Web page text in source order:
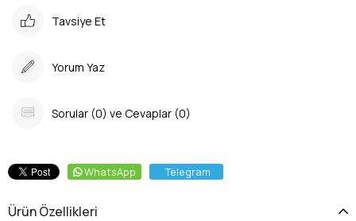
Tavsiye Et
Yorum Yaz
Sorular (0) ve Cevaplar (0)
WhatsApp Telegram
Ürün Özellikleri